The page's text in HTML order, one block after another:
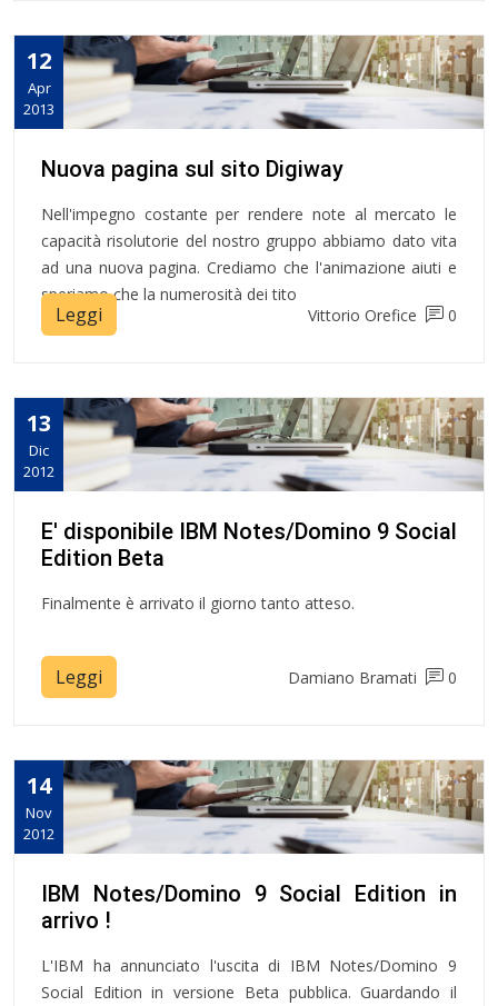
12
Apr
2013
Nuova pagina sul sito Digiway
Nell'impegno costante per rendere note al mercato le
capacità risolutorie del nostro gruppo abbiamo dato vita
ad una nuova pagina. Crediamo che l'animazione aiuti e
speriamo che la numerosità dei tito
Leggi Vittorio Orefice 0
13
Dic
2012
E' disponibile IBM Notes/Domino 9 Social
Edition Beta
Finalmente è arrivato il giorno tanto atteso.
Leggi Damiano Bramati 0
14
Nov
2012
IBM Notes/Domino 9 Social Edition in
arrivo !
L'IBM ha annunciato l'uscita di IBM Notes/Domino 9
Social Edition in versione Beta pubblica. Guardando il